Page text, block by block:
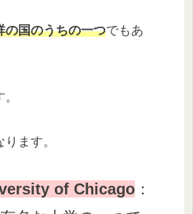
の国のうちの一つでもあ
ます。
of Chicago ：